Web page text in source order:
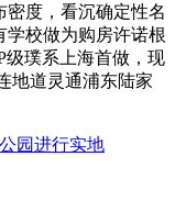
度，看沉确定性名
学校做为购房许诺根
级璞系上海首做，现
地道灵通浦东陆家
园进行实地